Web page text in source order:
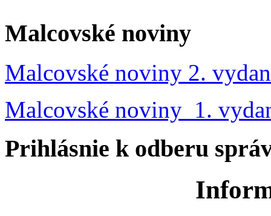
Malcovské noviny
Malcovské noviny 2.
Malcovské noviny 1.
Prihlásnie k odberu